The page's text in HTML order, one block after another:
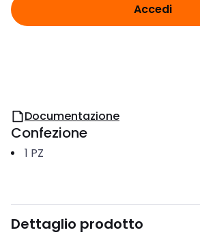
Accedi
Documentazione
Confezione
1 PZ
Dettaglio prodotto